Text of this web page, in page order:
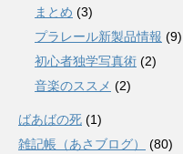
まとめ (3)
プラレール新製品情報 (9)
初心者独学写真術 (2)
音楽のススメ (2)
ばあばの死 (1)
雑記帳（あさブログ）
(80)